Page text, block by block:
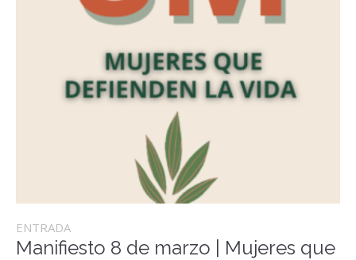
ENTRADA
Manifiesto 8 de marzo | Mujeres que